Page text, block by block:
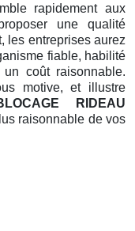
rapidement aux
une qualité
les entreprises aurez
fiable, habilité
coût raisonnable.
motive, et illustre
RIDEAU
raisonnable de vos